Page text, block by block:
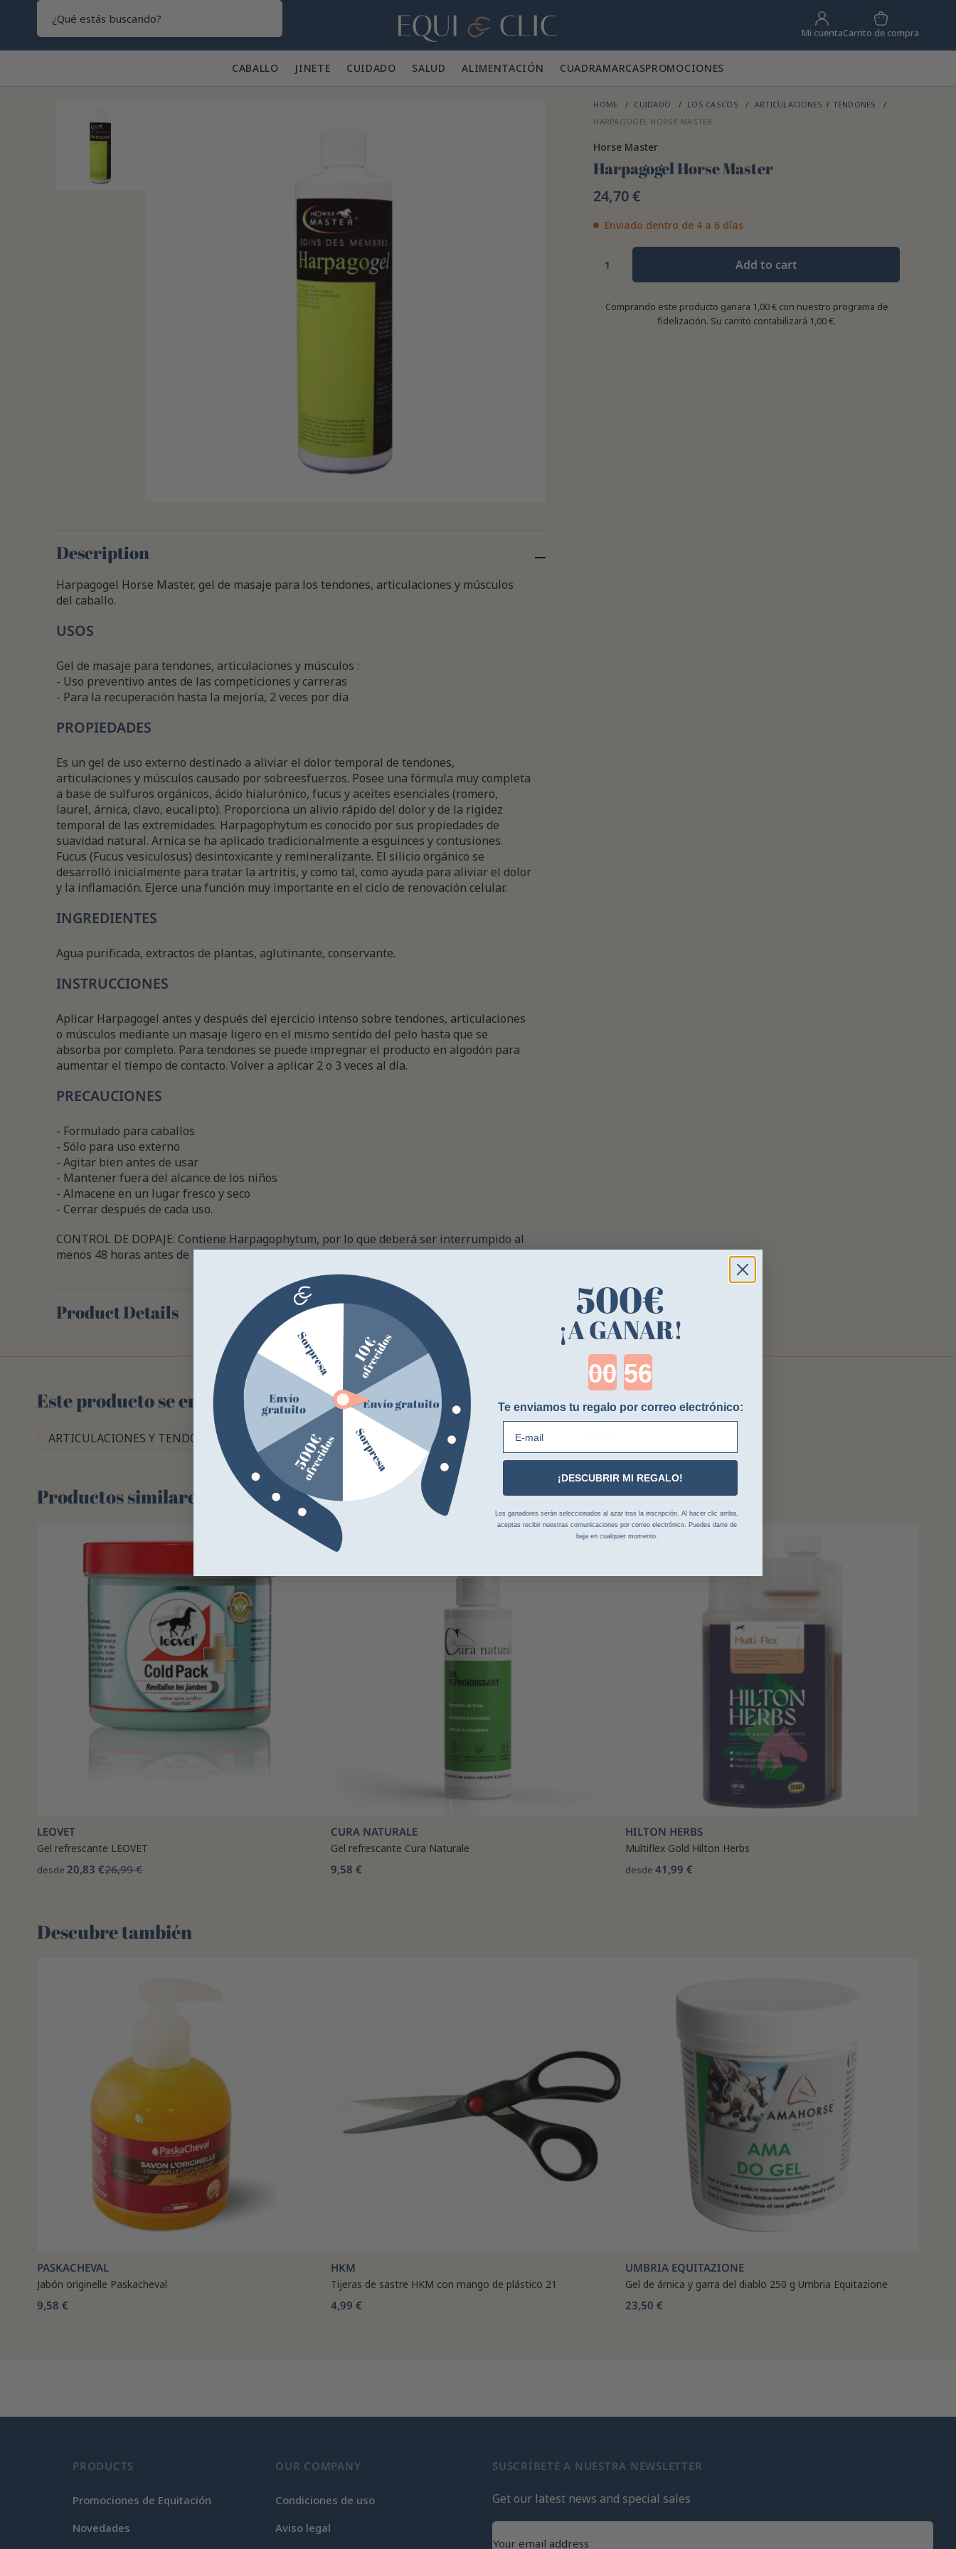
Hogar Mi cuentaCarrito de compra
CABALLO 🐎 JINETE 👕 CUIDADO 🪮 SALUD ✨ALIMENTACIÓN 🥕 CUADRAMARCASPROMOCIONES
HOME CUIDADO LOS CASCOS
ARTICULACIONES Y TENDONES
HARPAGOGEL HORSE MASTER
Horse Master
Harpagogel Horse Master
24,70 €
Enviado dentro de 4 a 6 días
Add to cart
Comprando este producto ganara 1,00 €con nuestro programa de
fidelización. Su carrito contabilizará 1,00 €.
Description
Harpagogel Horse Master, gel de masaje para los tendones, articulaciones y músculos
del caballo.
USOS
Gel de masaje para tendones, articulaciones y músculos :
- Uso preventivo antes de las competiciones y carreras
- Para la recuperación hasta la mejoría, 2 veces por día
PROPIEDADES
Es un gel de uso externo destinado a aliviar el dolor temporal de tendones,
articulaciones y músculos causado por sobreesfuerzos. Posee una fórmula muy completa
a base de sulfuros orgánicos, ácido hialurónico, fucus y aceites esenciales (romero,
laurel, árnica, clavo, eucalipto). Proporciona un alivio rápido del dolor y de la rigidez
temporal de las extremidades. Harpagophytum es conocido por sus propiedades de
suavidad natural. Arnica se ha aplicado tradicionalmente a esguinces y contusiones.
Fucus (Fucus vesiculosus) desintoxicante y remineralizante. El silicio orgánico se
desarrolló inicialmente para tratar la artritis, y como tal, como ayuda para aliviar el dolor
y la inflamación. Ejerce una función muy importante en el ciclo de renovación celular.
INGREDIENTES
Agua purificada, extractos de plantas, aglutinante, conservante.
INSTRUCCIONES
Aplicar Harpagogel antes y después del ejercicio intenso sobre tendones, articulaciones
o músculos mediante un masaje ligero en el mismo sentido del pelo hasta que se
absorba por completo. Para tendones se puede impregnar el producto en algodón para
aumentar el tiempo de contacto. Volver a aplicar 2 o 3 veces al día.
PRECAUCIONES
- Formulado para caballos
- Sólo para uso externo
- Agitar bien antes de usar
- Mantener fuera del alcance de los niños
- Almacene en un lugar fresco y seco
- Cerrar después de cada uso.
CONTROL DE DOPAJE: Contiene Harpagophytum, por lo que deberá ser interrumpido al
menos 48 horas antes de la competición.
Product Details
Este producto se encuentra en las siguientes categorías
ARTICULACIONES Y TENDONES ARTROSIS CABALLO HARPAGOPHYTUM GEL ARNICA
Productos similares
-23%
LEOVET
Gel refrescante LEOVET
desde20,83 €26,99 €
CURA NATURALE
Gel refrescante Cura Naturale
9,58 €
HILTON HERBS
Multiflex Gold Hilton Herbs
desde 41,99 €
Descubre también 🌻
PASKACHEVAL
Jabón originelle Paskacheval
9,58 €
HKM
Tijeras de sastre HKM con mango de plástico 21
4,99 €
UMBRIA EQUITAZIONE
Gel de árnica y garra del diablo 250 g Umbria Equitazione
23,50 €
PRODUCTS
Promociones de Equitación
Novedades
OUR COMPANY
Condiciones de uso
Aviso legal
SUSCRÍBETE A NUESTRA NEWSLETTER
Get our latest news and special sales
500€
¡A GANAR!
Countdown ends in:
Te enviamos tu regalo por correo electrónico:
¡DESCUBRIR MI REGALO!
Los ganadores serán seleccionados al azar tras la inscripción. Al hacer clic arriba,
aceptas recibir nuestras comunicaciones por correo electrónico. Puedes darte de
baja en cualquier momento.